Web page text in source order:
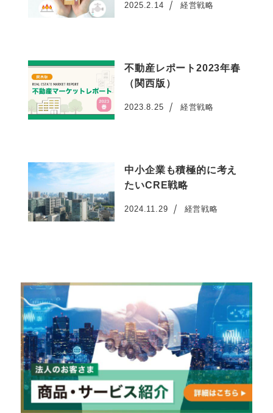
投稿日
2025.2.14 経営戦略
不動産レポート2023年春
（関西版）
投稿日
2023.8.25 経営戦略
中小企業も積極的に考え
たいCRE戦略
投稿日
2024.11.29 経営戦略